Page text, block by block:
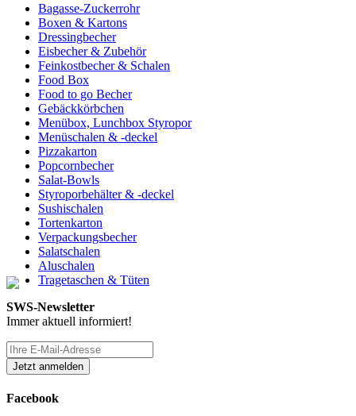
Bagasse-Zuckerrohr
Boxen & Kartons
Dressingbecher
Eisbecher & Zubehör
Feinkostbecher & Schalen
Food Box
Food to go Becher
Gebäckkörbchen
Menübox, Lunchbox Styropor
Menüschalen & -deckel
Pizzakarton
Popcornbecher
Salat-Bowls
Styroporbehälter & -deckel
Sushischalen
Tortenkarton
Verpackungsbecher
Salatschalen
Aluschalen
Tragetaschen & Tüten
SWS-Newsletter
Immer aktuell informiert!
Facebook